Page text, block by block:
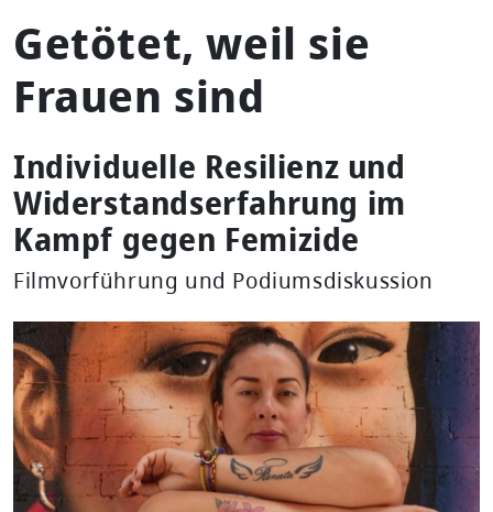
Getötet, weil sie
Frauen sind
Individuelle Resilienz und
Widerstandserfahrung im
Kampf gegen Femizide
Filmvorführung und Podiumsdiskussion